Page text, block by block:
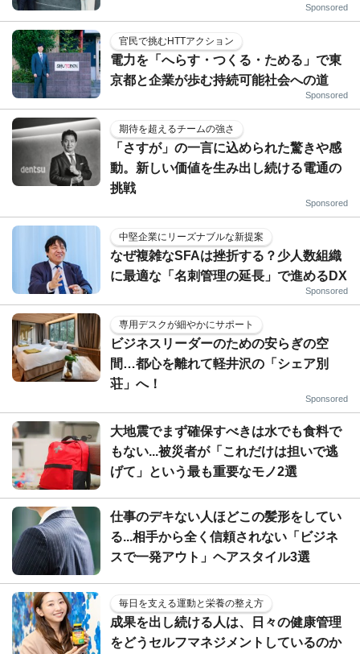
Sponsored
官民で挑むHTTアクション
電力を「へらす・つくる・ためる」で東
京都と企業が歩む持続可能社会への道
Sponsored
期待を超えるチームの強さ
「さすが」の一言に込められた驚きや感
動。新しい価値を生み出し続ける電通の
挑戦
Sponsored
中堅企業にリーズナブルな新提案
なぜ複雑なSFAは挫折する？少人数組織
に最適な「名刺管理の延長」で進めるDX
Sponsored
専用デスクが細やかにサポート
ビジネスリーダーのための安らぎの空
間…都心を離れて軽井沢の「シェア別
荘」へ！
Sponsored
大地震でまず確保すべきは水でも食料で
もない...被災者が「これだけは担いで逃
げて」という最も重要なモノ2選
仕事のデキない人ほどこの髪形をしてい
る...相手から全く信頼されない「ビジネ
スで一発アウト」ヘアスタイル3選
毎日を支える運動と栄養の整え方
成果を出し続ける人は、日々の健康管理
をどうセルフマネジメントしているのか